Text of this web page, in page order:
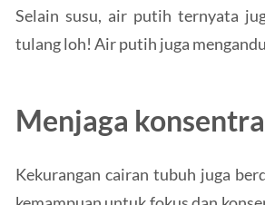
Selain susu, air putih ternyata
tulang loh! Air putih juga
Menjaga
Kekurangan cairan tubuh juga